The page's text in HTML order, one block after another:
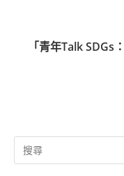
「青年Talk SDGs
Search
for: